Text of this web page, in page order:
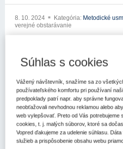
8. 10. 2024 Kategória: Metodické
verejné obstarávanie
xxxxxxxxx xxxxxxxxxx
xxxxx xxx xxxxxxx
xxxxxxxxxxx xxxxxxxxx
xxxxxxxxxxxxx xxxxxx xx xxx
pre verejné obstarávanie (ďalej len
usmernenie k aplikácii zákona č.
obstarávaní a o zmene x xxxxxxxx
Súhlas s cookies
Vážený návštevník, snažíme sa zo
používateľského komfortu pri používaní
predpoklady patrí napr. aby správne
neobťažovali nevhodnou reklamou alebo
web vylepšovať. Preto od Vás
cookies, t. j. malých súborov, ktoré sa
Vopred ďakujeme za udelenie súhlasu.
služieb a prispôsobenie obsahu webu